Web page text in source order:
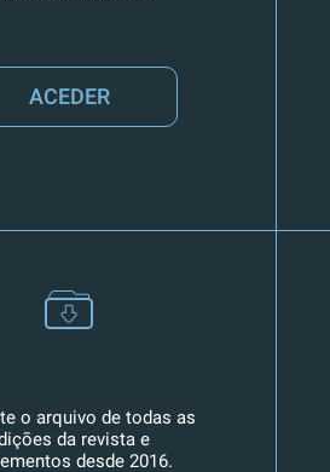
ACEDER
o arquivo de todas as
da revista e
desde 2016.